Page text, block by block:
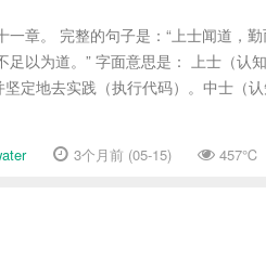
章。 完整的句子是：“上士闻道，
以为道。” 字面意思是： 上士（认
定地去实践（执行代码）。中士（
3个月前 (05-15) 457℃